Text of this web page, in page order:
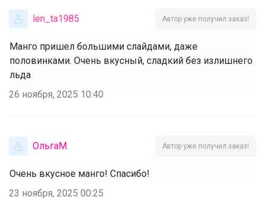
len_ta1985 Автор уже получил заказ!
Манго пришел большими слайдами, даже
половинками. Очень вкусный, сладкий без излишнего
льда
26 ноября, 2025 10:40
ОльгаМ. Автор уже получил заказ!
Очень вкусное манго! Спасибо!
23 ноября, 2025 00:25